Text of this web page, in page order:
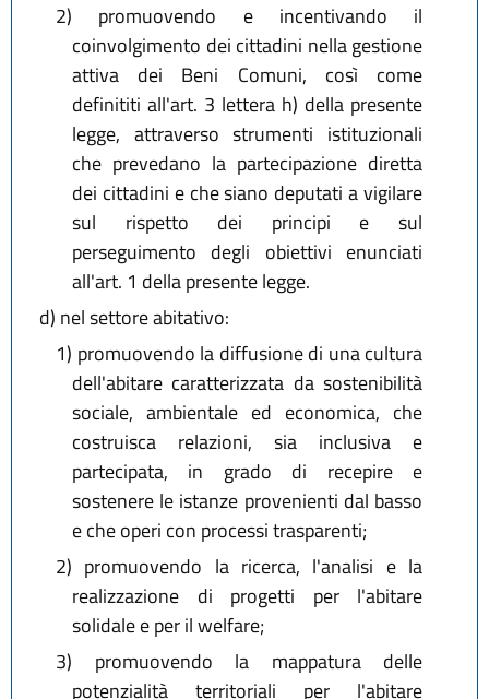
2) promuovendo e incentivando il
coinvolgimento dei cittadini nella gestione
attiva dei Beni Comuni, così come
definititi all'art. 3 lettera h) della presente
legge, attraverso strumenti istituzionali
che prevedano la partecipazione diretta
dei cittadini e che siano deputati a vigilare
sul rispetto dei principi e sul
perseguimento degli obiettivi enunciati
all'art. 1 della presente legge.
d) nel settore abitativo:
1) promuovendo la diffusione di una cultura
dell'abitare caratterizzata da sostenibilità
sociale, ambientale ed economica, che
costruisca relazioni, sia inclusiva e
partecipata, in grado di recepire e
sostenere le istanze provenienti dal basso
e che operi con processi trasparenti;
2) promuovendo la ricerca, l'analisi e la
realizzazione di progetti per l'abitare
solidale e per il welfare;
3) promuovendo la mappatura delle
potenzialità territoriali per l'abitare